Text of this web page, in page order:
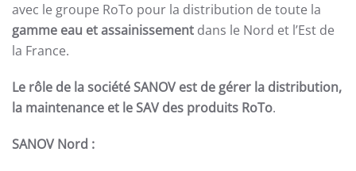
avec le groupe RoTo pour la distribution de toute la
gamme eau et assainissement dans le Nord et l’Est de
la France.
Le rôle de la société SANOV est de gérer la distribution,
la maintenance et le SAV des produits RoTo.
SANOV Nord :